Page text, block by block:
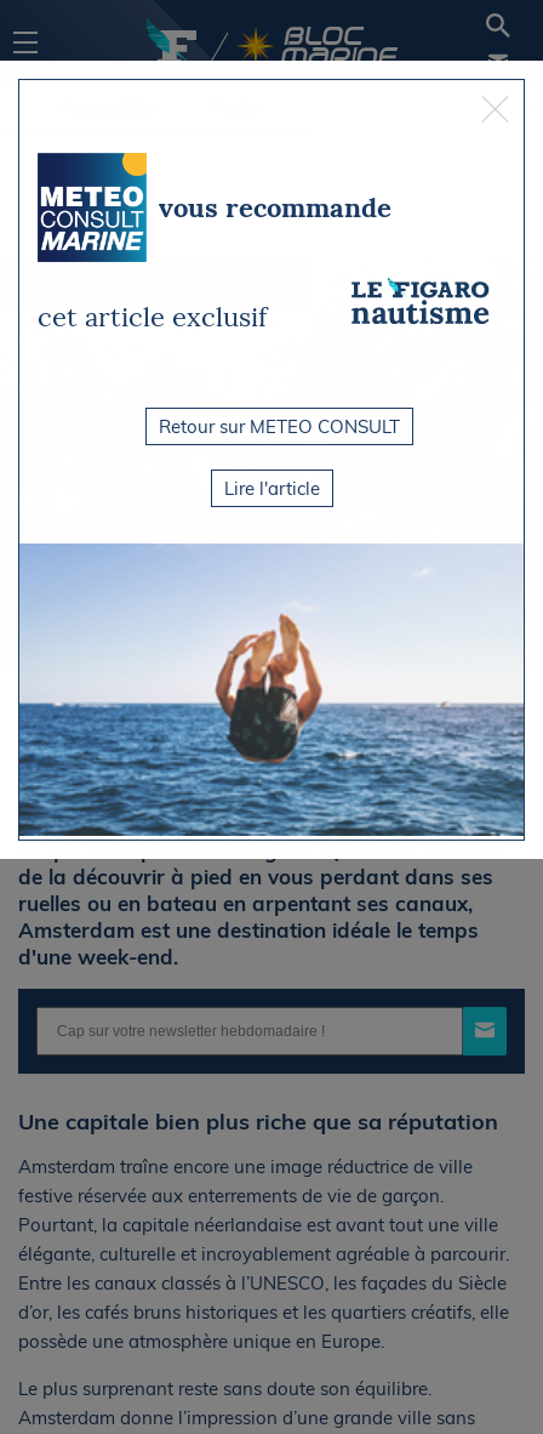
Carnets de voyage
break parfait entre canaux,
musées et terrasses
Par Le Figaro Nautisme
Jeudi 14 mai 2026 à 18h12
La capitale des Pays-Bas a bien plus à offrir que
ce que vous pourriez imaginer. Que vous décidiez
de la découvrir à pied en vous perdant dans ses
ruelles ou en bateau en arpentant ses canaux,
Amsterdam est une destination idéale le temps
d'une week-end.
Une capitale bien plus riche que sa réputation
Amsterdam traîne encore une image réductrice de ville
festive réservée aux enterrements de vie de garçon.
Pourtant, la capitale néerlandaise est avant tout une ville
élégante, culturelle et incroyablement agréable à parcourir.
Entre les canaux classés à l’UNESCO, les façades du Siècle
d’or, les cafés bruns historiques et les quartiers créatifs, elle
possède une atmosphère unique en Europe.
Le plus surprenant reste sans doute son équilibre.
Amsterdam donne l’impression d’une grande ville sans
vous recommande
cet article exclusif
Retour sur METEO CONSULT
Lire l'article